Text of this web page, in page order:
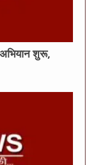
शुरू,